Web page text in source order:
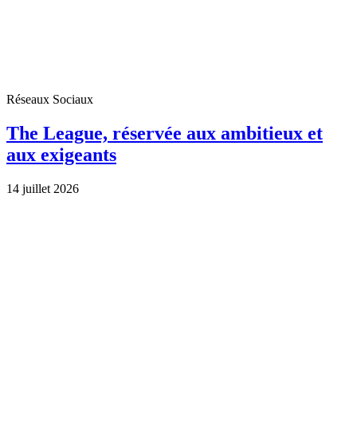
Réseaux Sociaux
The League, réservée aux ambitieux et
aux exigeants
14 juillet 2026